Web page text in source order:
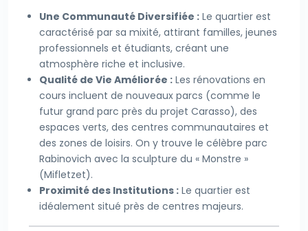
Une Communauté Diversifiée : Le quartier est
caractérisé par sa mixité, attirant familles, jeunes
professionnels et étudiants, créant une
atmosphère riche et inclusive.
Qualité de Vie Améliorée : Les rénovations en
cours incluent de nouveaux parcs (comme le
futur grand parc près du projet Carasso), des
espaces verts, des centres communautaires et
des zones de loisirs. On y trouve le célèbre parc
Rabinovich avec la sculpture du « Monstre »
(Mifletzet).
Proximité des Institutions : Le quartier est
idéalement situé près de centres majeurs.